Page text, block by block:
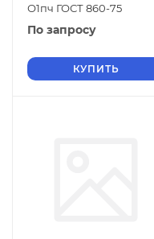
О1пч ГОСТ 860-75
По запросу
КУПИТЬ